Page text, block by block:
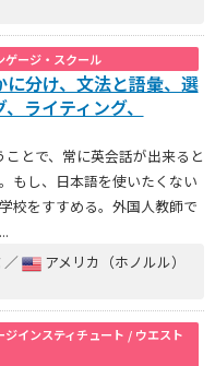
ージ・スクール
に分け、文法と語彙、選
ライティング、
ことで、常に英会話が出来ると
もし、日本語を使いたくない
校をすすめる。外国人教師で
／
アメリカ（ホノルル）
インスティチュート / ウエスト